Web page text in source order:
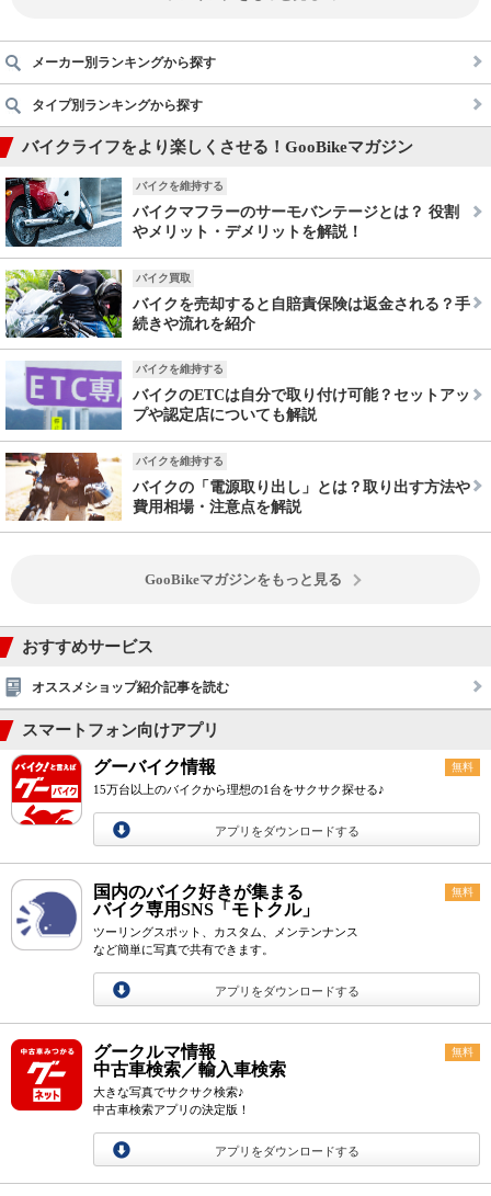
メーカー別ランキングから探す
タイプ別ランキングから探す
バイクライフをより楽しくさせる！GooBikeマガジン
バイクを維持する
バイクマフラーのサーモバンテージとは？ 役割
やメリット・デメリットを解説！
バイク買取
バイクを売却すると自賠責保険は返金される？手
続きや流れを紹介
バイクを維持する
バイクのETCは自分で取り付け可能？セットアッ
プや認定店についても解説
バイクを維持する
バイクの「電源取り出し」とは？取り出す方法や
費用相場・注意点を解説
GooBikeマガジンをもっと見る
おすすめサービス
オススメショップ紹介記事を読む
スマートフォン向けアプリ
グーバイク情報 無料
15万台以上のバイクから理想の1台をサクサク探せる♪
アプリをダウンロードする
国内のバイク好きが集まる
バイク専用SNS「モトクル」
無料
ツーリングスポット、カスタム、メンテンナンス
など簡単に写真で共有できます。
アプリをダウンロードする
グークルマ情報
中古車検索／輸入車検索
無料
大きな写真でサクサク検索♪
中古車検索アプリの決定版！
アプリをダウンロードする